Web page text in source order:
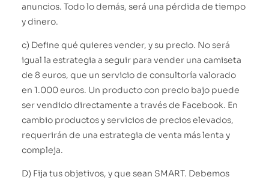
anuncios. Todo lo demás, será una pérdida de tiempo
y dinero.
c) Define qué quieres vender, y su precio. No será
igual la estrategia a seguir para vender una camiseta
de 8 euros, que un servicio de consultoría valorado
en 1.000 euros. Un producto con precio bajo puede
ser vendido directamente a través de Facebook. En
cambio productos y servicios de precios elevados,
requerirán de una estrategia de venta más lenta y
compleja.
D) Fija tus objetivos, y que sean SMART. Debemos